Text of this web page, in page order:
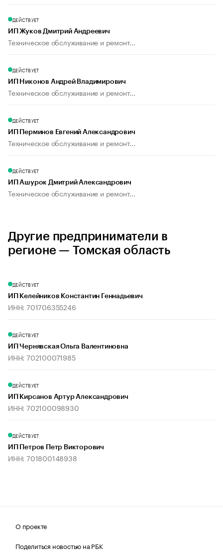
ДЕЙСТВУЕТ
ИП Жуков Дмитрий Андреевич
Техническое обслуживание и ремонт...
ДЕЙСТВУЕТ
ИП Никонов Андрей Владимирович
Техническое обслуживание и ремонт...
ДЕЙСТВУЕТ
ИП Перминов Евгений Александрович
Техническое обслуживание и ремонт...
ДЕЙСТВУЕТ
ИП Ашурок Дмитрий Александрович
Техническое обслуживание и ремонт...
Другие предприниматели в
регионе — Томская область
ДЕЙСТВУЕТ
ИП Келейников Константин Геннадьевич
ИНН: 701706355246
ДЕЙСТВУЕТ
ИП Чернявская Ольга Валентиновна
ИНН: 702100071985
ДЕЙСТВУЕТ
ИП Кирсанов Артур Александрович
ИНН: 702100098930
ДЕЙСТВУЕТ
ИП Петров Петр Викторович
ИНН: 701800148938
О проекте
Поделиться новостью на РБК